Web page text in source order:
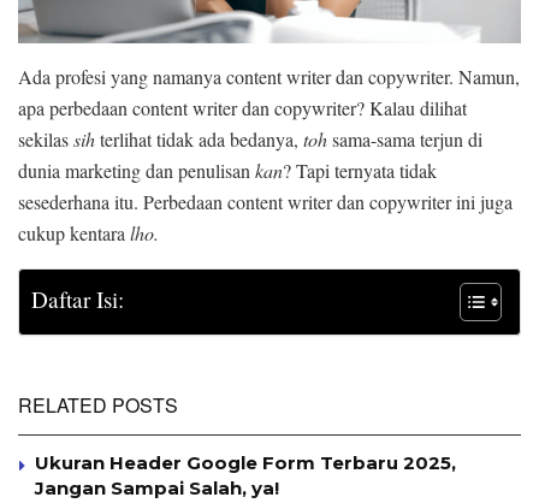
Ada profesi yang namanya content writer dan copywriter. Namun,
apa perbedaan content writer dan copywriter? Kalau dilihat
sekilassihterlihat tidak ada bedanya, tohsama-sama terjun di
dunia marketing dan penulisan kan? Tapi ternyata tidak
sesederhana itu. Perbedaan content writer dan copywriter ini juga
cukup kentara lho.
Daftar Isi:
RELATED POSTS
Ukuran Header Google Form Terbaru 2025,
Jangan Sampai Salah, ya!